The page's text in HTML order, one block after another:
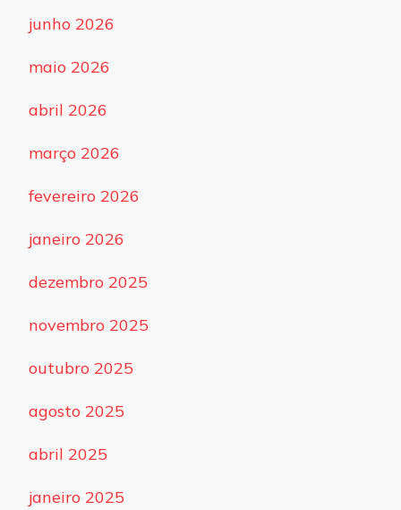
junho 2026
maio 2026
abril 2026
março 2026
fevereiro 2026
janeiro 2026
dezembro 2025
novembro 2025
outubro 2025
agosto 2025
abril 2025
janeiro 2025